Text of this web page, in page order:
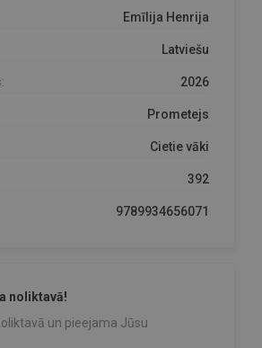
Emīlija Henrija
Latviešu
2026
Prometejs
Cietie vāki
392
9789934656071
noliktavā!
un pieejama Jūsu